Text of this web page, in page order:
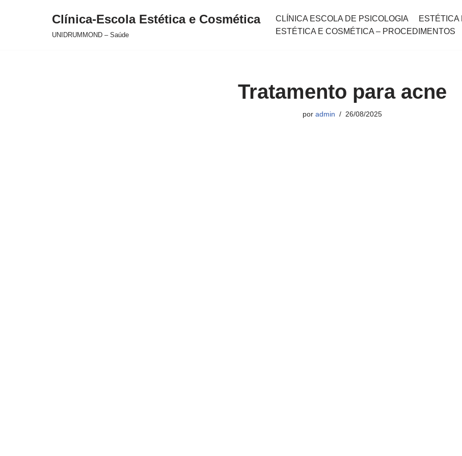
Clínica-Escola Estética e Cosmética
UNIDRUMMOND – Saúde
CLÍNICA ESCOLA DE PSICOLOGIA
ESTÉTICA
ESTÉTICA E COSMÉTICA – PROCEDIMENTOS
Tratamento para acne
por admin 26/08/2025